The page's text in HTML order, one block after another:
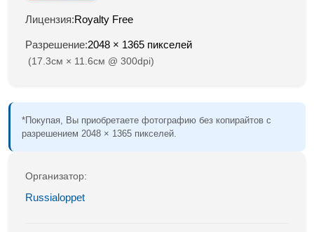
Лицензия:Royalty Free
Разрешение:2048 × 1365 пикселей
(17.3см × 11.6см @ 300dpi)
*Покупая, Вы приобретаете фотографию без копирайтов с
разрешением 2048 × 1365 пикселей.
Организатор:
Russialoppet